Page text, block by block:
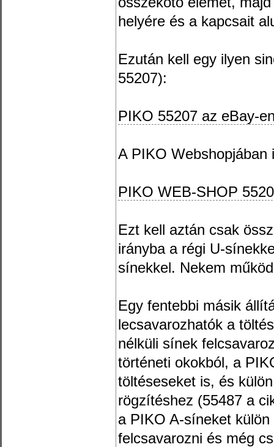
helyére és a kapcsait
Ezután kell egy ilyen
55207):
PIKO 55207 az eBay-
A PIKO Webshopjában
PIKO WEB-SHOP
Ezt kell aztán csak
irányba a régi U-
sínekkel. Nekem
Egy fentebbi másik
lecsavarozhatók a
nélküli sínek
történeti okokból, a
töltéseseket is, és
rögzítéshez (55487 a
a PIKO A-síneket
felcsavarozni és még